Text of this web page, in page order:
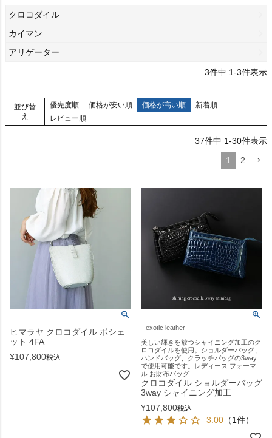
クロコダイル
カイマン
アリゲーター
3件中 1-3件表示
並び替
え
優先度順 価格が安い順 価格が高い順
新着順
レビュー順
37件中 1-30件表示
1
2
ヒマラヤ クロコダイル ポシェ
ット 4FA
¥107,800税込
exotic leather
美しい輝きを放つシャイニング加工のク
ロコダイルを使用。ショルダーバッグ、
ハンドバッグ、クラッチバッグの3way
で使用可能です。レディース フォーマ
ル お財布バッグ
クロコダイル ショルダーバッグ
3way シャイニング加工
¥107,800税込
3.00 （1件）